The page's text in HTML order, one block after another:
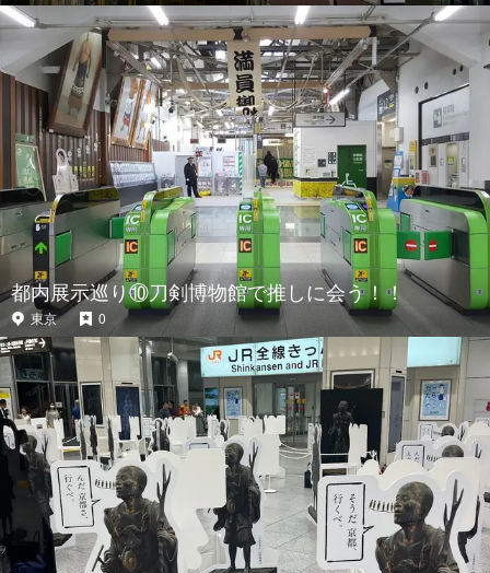
都内展示巡り⑩刀剣博物館で推しに会う！！
東京 0